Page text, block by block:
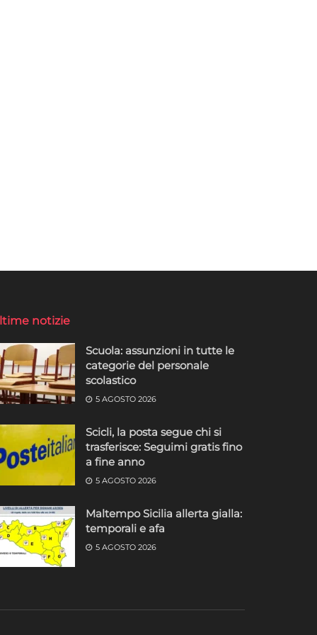
notizie
Scuola: assunzioni in tutte le
categorie del personale
scolastico
5 AGOSTO 2026
Scicli, la posta segue chi si
trasferisce: Seguimi gratis fino
a fine anno
5 AGOSTO 2026
Maltempo Sicilia allerta gialla:
temporali e afa
5 AGOSTO 2026